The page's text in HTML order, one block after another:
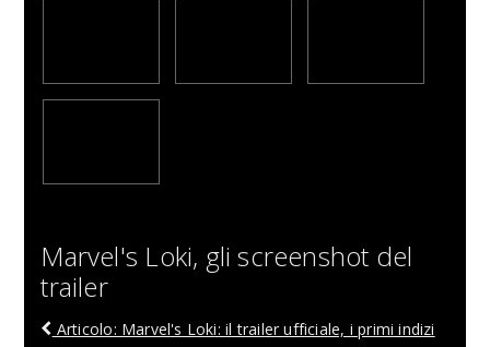
Marvel's Loki, gli screenshot del
trailer
Articolo: Marvel's Loki: il trailer ufficiale, i primi indizi